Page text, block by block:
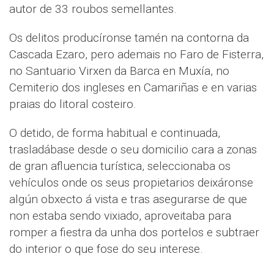
autor de 33 roubos semellantes.
Os delitos producíronse tamén na contorna da
Cascada Ezaro, pero ademais no Faro de Fisterra,
no Santuario Virxen da Barca en Muxía, no
Cemiterio dos ingleses en Camariñas e en varias
praias do litoral costeiro.
O detido, de forma habitual e continuada,
trasladábase desde o seu domicilio cara a zonas
de gran afluencia turística, seleccionaba os
vehículos onde os seus propietarios deixáronse
algún obxecto á vista e tras asegurarse de que
non estaba sendo vixiado, aproveitaba para
romper a fiestra da unha dos portelos e subtraer
do interior o que fose do seu interese.